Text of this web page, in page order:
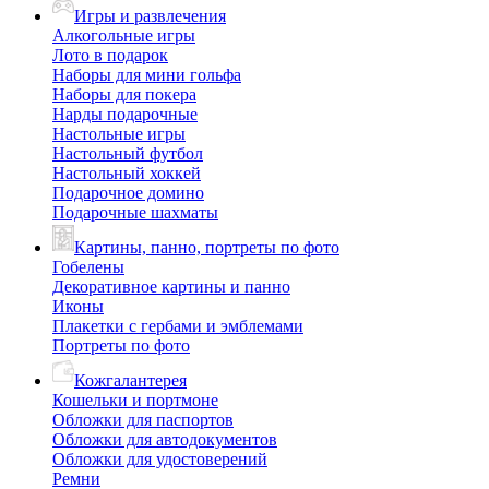
Игры и развлечения
Алкогольные игры
Лото в подарок
Наборы для мини гольфа
Наборы для покера
Нарды подарочные
Настольные игры
Настольный футбол
Настольный хоккей
Подарочное домино
Подарочные шахматы
Картины, панно, портреты по фото
Гобелены
Декоративное картины и панно
Иконы
Плакетки с гербами и эмблемами
Портреты по фото
Кожгалантерея
Кошельки и портмоне
Обложки для паспортов
Обложки для автодокументов
Обложки для удостоверений
Ремни